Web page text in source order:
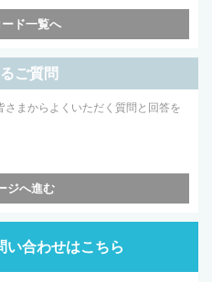
ド一覧へ
ご質問
さまからよくいただく質問と回答を
ジへ進む
い合わせはこちら